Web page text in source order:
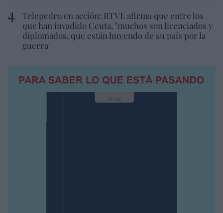
Telepedro en acción: RTVE afirma que entre los
que han invadido Ceuta, "muchos son licenciados y
diplomados, que están huyendo de su país por la
guerra"